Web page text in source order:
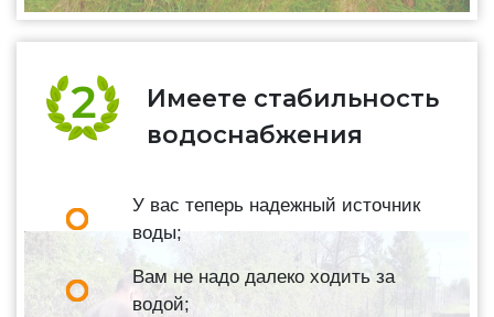
Имеете стабильность
водоснабжения
У вас теперь надежный источник
воды;
Вам не надо далеко ходить за
водой;